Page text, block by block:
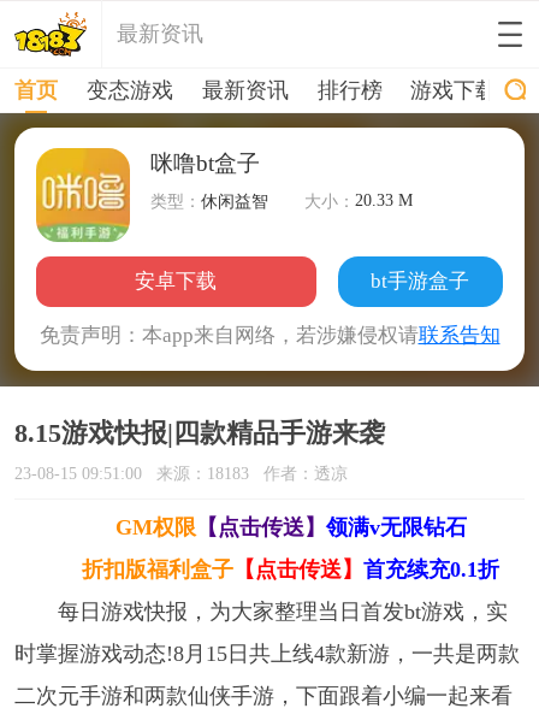
最新资讯
首页 变态游戏 最新资讯 排行榜 游戏下载
咪噜bt盒子
类型：休闲益智 大小：20.33 M
安卓下载 bt手游盒子
免责声明：本app来自网络，若涉嫌侵权请联系告知
8.15游戏快报|四款精品手游来袭
23-08-15 09:51:00 来源：18183 作者：透凉
GM权限 【点击传送】 领满v无限钻石
折扣版福利盒子 【点击传送】首充续充0.1折
每日游戏快报，为大家整理当日首发bt游戏，实
时掌握游戏动态!8月15日共上线4款新游，一共是两款
二次元手游和两款仙侠手游，下面跟着小编一起来看